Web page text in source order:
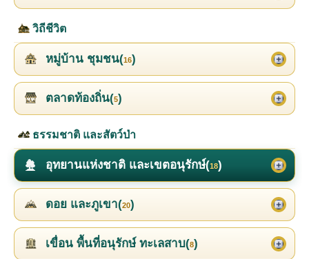
วิถีชีวิต
หมู่บ้าน ชุมชน(16)
ตลาดท้องถิ่น(5)
ธรรมชาติ และสัตว์ป่า
อุทยานแห่งชาติ และเขตอนุรักษ์(18)
ดอย และภูเขา(20)
เขื่อน พื้นที่อนุรักษ์ ทะเลสาบ(8)